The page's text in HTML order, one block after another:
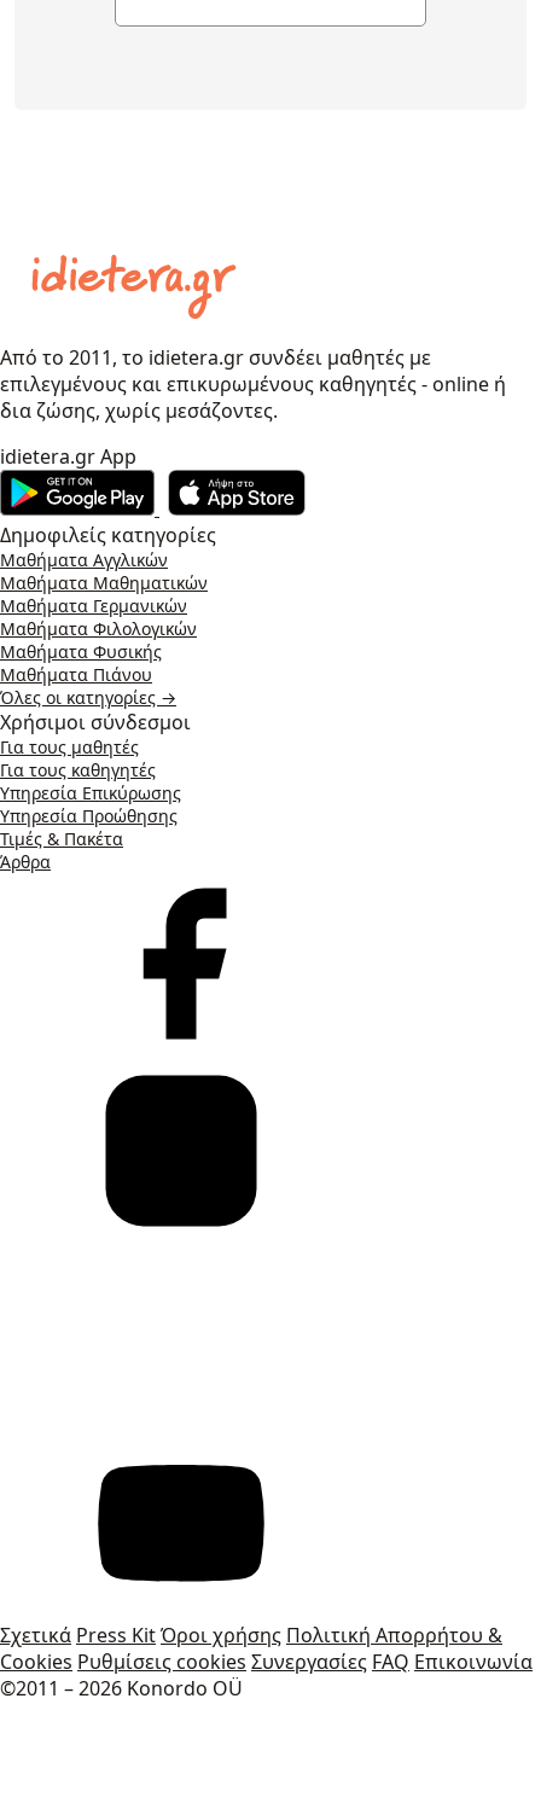
Από το 2011, το idietera.gr συνδέει μαθητές με
επιλεγμένους και επικυρωμένους καθηγητές - online ή
δια ζώσης, χωρίς μεσάζοντες.
idietera.gr App
Δημοφιλείς κατηγορίες
Μαθήματα Αγγλικών
Μαθήματα Μαθηματικών
Μαθήματα Γερμανικών
Μαθήματα Φιλολογικών
Μαθήματα Φυσικής
Μαθήματα Πιάνου
Όλες οι κατηγορίες →
Χρήσιμοι σύνδεσμοι
Για τους μαθητές
Για τους καθηγητές
Υπηρεσία Επικύρωσης
Υπηρεσία Προώθησης
Τιμές & Πακέτα
Άρθρα
Σχετικά Press KitΌροι χρήσης Πολιτική Απορρήτου &
Cookies Ρυθμίσεις cookies Συνεργασίες FAQ Επικοινωνία
©2011 – 2026 Konordo OÜ